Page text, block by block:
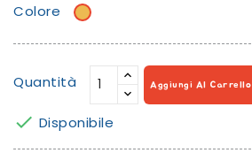
Colore
Giallo
Quantità Aggiungi Al Carrello
 Disponibile